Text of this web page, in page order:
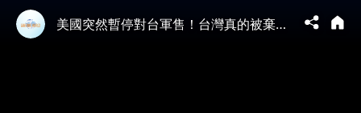
美國突然暫停對台軍售！台灣真的被棄了嗎？打台灣等於先滅自己！中共為何不敢輕易動手？1996臺海危機內幕！#臺海局勢 #天亮論政 #川普